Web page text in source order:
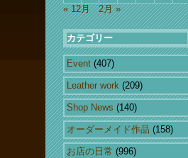
« 12月
2月 »
カテゴリー
Event (407)
Leather work (209)
Shop News (140)
オーダーメイド作品 (158)
お店の日常 (996)